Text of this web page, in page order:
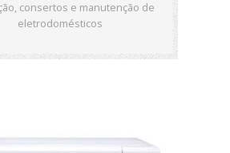
consertos e manutenção de
eletrodomésticos